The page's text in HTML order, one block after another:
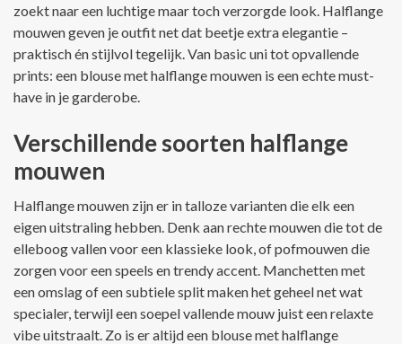
zoekt naar een luchtige maar toch verzorgde look. Halflange
mouwen geven je outfit net dat beetje extra elegantie –
praktisch én stijlvol tegelijk. Van basic uni tot opvallende
prints: een blouse met halflange mouwen is een echte must-
have in je garderobe.
Verschillende soorten halflange
mouwen
Halflange mouwen zijn er in talloze varianten die elk een
eigen uitstraling hebben. Denk aan rechte mouwen die tot de
elleboog vallen voor een klassieke look, of pofmouwen die
zorgen voor een speels en trendy accent. Manchetten met
een omslag of een subtiele split maken het geheel net wat
specialer, terwijl een soepel vallende mouw juist een relaxte
vibe uitstraalt. Zo is er altijd een blouse met halflange